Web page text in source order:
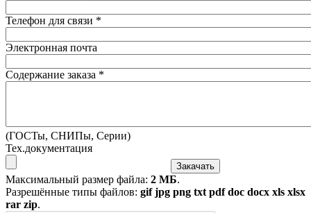
Телефон для связи *
Электронная почта
Содержание заказа *
(ГОСТы, СНИПы, Серии)
Тех.документация
Максимальный размер файла: 2 МБ.
Разрешённые типы файлов: gif jpg png txt pdf doc docx xls xlsx
rar zip.